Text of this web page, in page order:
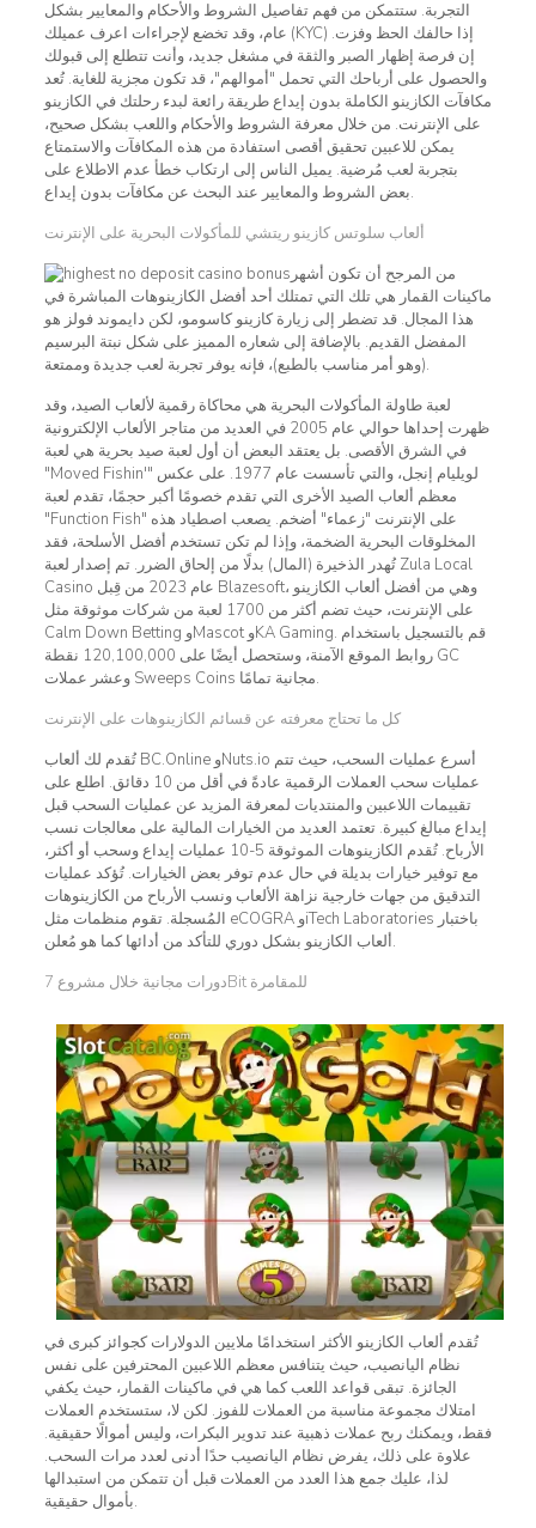
التجربة. ستتمكن من فهم تفاصيل الشروط والأحكام والمعايير بشكل
عام، وقد تخضع لإجراءات اعرف عميلك (KYC) إذا حالفك الحظ وفزت.
إن فرصة إظهار الصبر والثقة في مشغل جديد، وأنت تتطلع إلى قبولك
والحصول على أرباحك التي تحمل "أموالهم"، قد تكون مجزية للغاية. تُعد
مكافآت الكازينو الكاملة بدون إيداع طريقة رائعة لبدء رحلتك في الكازينو
على الإنترنت. من خلال معرفة الشروط والأحكام واللعب بشكل صحيح،
يمكن للاعبين تحقيق أقصى استفادة من هذه المكافآت والاستمتاع
بتجربة لعب مُرضية. يميل الناس إلى ارتكاب خطأ عدم الاطلاع على
بعض الشروط والمعايير عند البحث عن مكافآت بدون إيداع.
ألعاب سلوتس كازينو ريتشي للمأكولات البحرية على الإنترنت
من المرجح أن تكون أشهر
ماكينات القمار هي تلك التي تمتلك أحد أفضل الكازينوهات المباشرة في
هذا المجال. قد تضطر إلى زيارة كازينو كاسومو، لكن دايموند فولز هو
المفضل القديم. بالإضافة إلى شعاره المميز على شكل نبتة البرسيم
(وهو أمر مناسب بالطبع)، فإنه يوفر تجربة لعب جديدة وممتعة.
لعبة طاولة المأكولات البحرية هي محاكاة رقمية لألعاب الصيد، وقد
ظهرت إحداها حوالي عام 2005 في العديد من متاجر الألعاب الإلكترونية
في الشرق الأقصى. بل يعتقد البعض أن أول لعبة صيد بحرية هي لعبة
"Moved Fishin'" لويليام إنجل، والتي تأسست عام 1977. على عكس
معظم ألعاب الصيد الأخرى التي تقدم خصومًا أكبر حجمًا، تقدم لعبة
"Function Fish" على الإنترنت "زعماء" أضخم. يصعب اصطياد هذه
المخلوقات البحرية الضخمة، وإذا لم تكن تستخدم أفضل الأسلحة، فقد
تُهدر الذخيرة (المال) بدلًا من إلحاق الضرر. تم إصدار لعبة Zula Local
Casino عام 2023 من قِبل Blazesoft، وهي من أفضل ألعاب الكازينو
على الإنترنت، حيث تضم أكثر من 1700 لعبة من شركات موثوقة مثل
Calm Down Betting وMascot وKA Gaming. قم بالتسجيل باستخدام
روابط الموقع الآمنة، وستحصل أيضًا على 120,100,000 نقطة GC
وعشر عملات Sweeps Coins مجانية تمامًا.
كل ما تحتاج معرفته عن قسائم الكازينوهات على الإنترنت
تُقدم لك ألعاب BC.Online وNuts.io أسرع عمليات السحب، حيث تتم
عمليات سحب العملات الرقمية عادةً في أقل من 10 دقائق. اطلع على
تقييمات اللاعبين والمنتديات لمعرفة المزيد عن عمليات السحب قبل
إيداع مبالغ كبيرة. تعتمد العديد من الخيارات المالية على معالجات نسب
الأرباح. تُقدم الكازينوهات الموثوقة 5-10 عمليات إيداع وسحب أو أكثر،
مع توفير خيارات بديلة في حال عدم توفر بعض الخيارات. تُؤكد عمليات
التدقيق من جهات خارجية نزاهة الألعاب ونسب الأرباح من الكازينوهات
المُسجلة. تقوم منظمات مثل eCOGRA وiTech Laboratories باختبار
ألعاب الكازينو بشكل دوري للتأكد من أدائها كما هو مُعلن.
دورات مجانية خلال مشروع 7Bit للمقامرة
تُقدم ألعاب الكازينو الأكثر استخدامًا ملايين الدولارات كجوائز كبرى في
نظام اليانصيب، حيث يتنافس معظم اللاعبين المحترفين على نفس
الجائزة. تبقى قواعد اللعب كما هي في ماكينات القمار، حيث يكفي
امتلاك مجموعة مناسبة من العملات للفوز. لكن لا، ستستخدم العملات
فقط، ويمكنك ربح عملات ذهبية عند تدوير البكرات، وليس أموالًا حقيقية.
علاوة على ذلك، يفرض نظام اليانصيب حدًا أدنى لعدد مرات السحب.
لذا، عليك جمع هذا العدد من العملات قبل أن تتمكن من استبدالها
بأموال حقيقية.